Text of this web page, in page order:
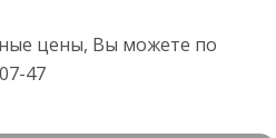
цены, Вы можете по
47